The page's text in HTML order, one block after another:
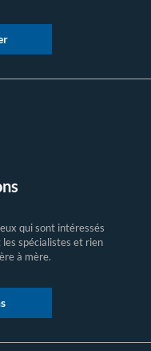
qui sont intéressés
les spécialistes et rien
à mère.